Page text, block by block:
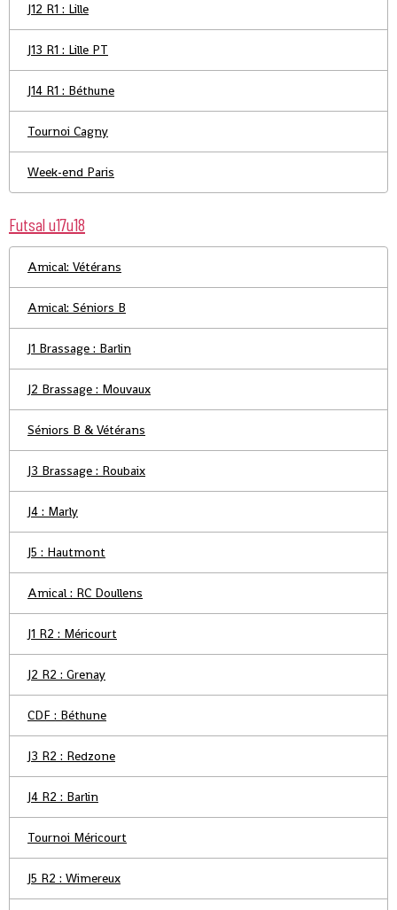
J12 R1 : Lille
J13 R1 : Lille PT
J14 R1 : Béthune
Tournoi Cagny
Week-end Paris
Futsal u17u18
Amical: Vétérans
Amical: Séniors B
J1 Brassage : Barlin
J2 Brassage : Mouvaux
Séniors B & Vétérans
J3 Brassage : Roubaix
J4 : Marly
J5 : Hautmont
Amical : RC Doullens
J1 R2 : Méricourt
J2 R2 : Grenay
CDF : Béthune
J3 R2 : Redzone
J4 R2 : Barlin
Tournoi Méricourt
J5 R2 : Wimereux